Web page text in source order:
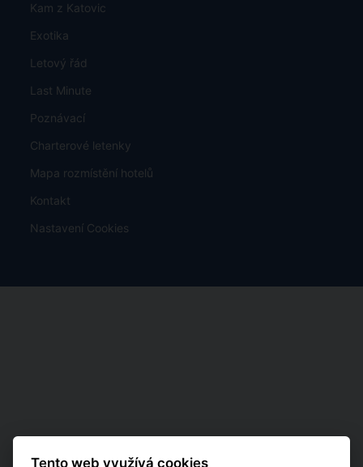
Kam z Katovic
Exotika
Letový řád
Last Minute
Poznávací
Charterové letenky
Mapa rozmístění hotelů
Kontakt
Nastavení Cookies
Tento web využívá cookies